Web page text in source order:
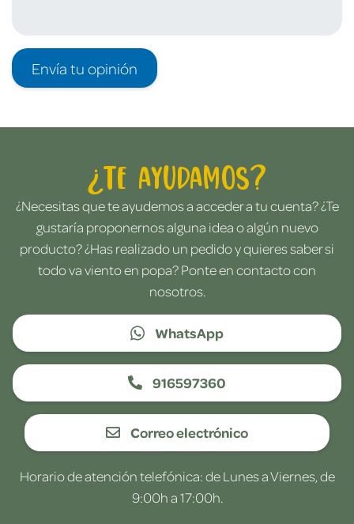
Envía tu opinión
¿Te ayudamos?
¿Necesitas que te ayudemos a acceder a tu cuenta? ¿Te
gustaría proponernos alguna idea o algún nuevo
producto? ¿Has realizado un pedido y quieres saber si
todo va viento en popa? Ponte en contacto con
nosotros.
WhatsApp
916597360
Correo electrónico
Horario de atención telefónica: de Lunes a Viernes, de
9:00h a 17:00h.